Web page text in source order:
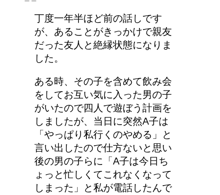
労災保険の請求で病院が
2か所の場合はどうなる
の？
女装とは違う!!男性のス
カート・ファッションは
勇気がいる！
車に子供を3人乗せる場
合は普通車？もしくはワ
ゴン？
丁度一年半ほど前の話しです
が、あることがきっかけで親友
だった友人と絶縁状態になりま
した。
ある時、その子を含めて飲み会
をしてお互い気に入った男の子
がいたので四人で遊ぼう計画を
しましたが、当日に突然A子は
「やっぱり私行くのやめる」と
言い出したので仕方ないと思い
後の男の子らに「A子は今日ち
ょっと忙しくてこれなくなって
しまった」と私が電話したんで